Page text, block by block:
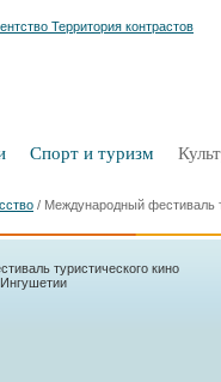
Спорт и туризм
/ Международный фестиваль